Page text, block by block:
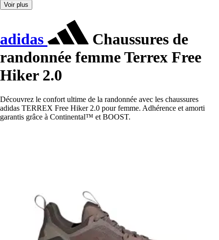
Voir plus
adidas
Chaussures de
randonnée femme Terrex Free
Hiker 2.0
Découvrez le confort ultime de la randonnée avec les chaussures
adidas TERREX Free Hiker 2.0 pour femme. Adhérence et amorti
garantis grâce à Continental™ et BOOST.